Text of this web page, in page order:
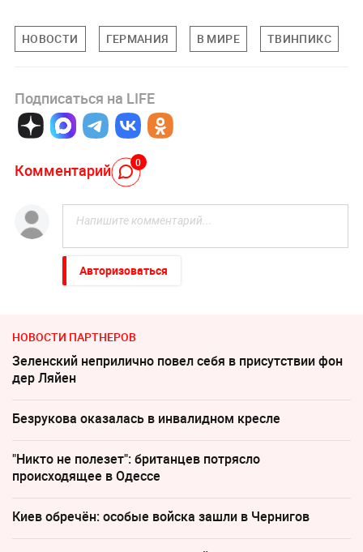
НОВОСТИ ГЕРМАНИЯ В МИРЕ ТВИНПИКС
Подписаться на LIFE
Комментарий 0
Авторизоваться
НОВОСТИ ПАРТНЕРОВ
Зеленский неприлично повел cебя в присутствии фон
дер Ляйен
Безрукова оказалась в инвалидном кресле
"Никто не полезет": британцев потрясло
происходящее в Одессе
Киев обречён: особые войска зашли в Чернигов